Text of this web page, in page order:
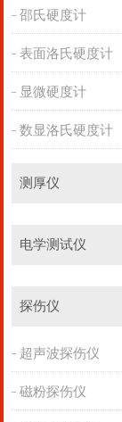
邵氏硬度计
表面洛氏硬度计
显微硬度计
数显洛氏硬度计
测厚仪
电学测试仪
探伤仪
超声波探伤仪
磁粉探伤仪